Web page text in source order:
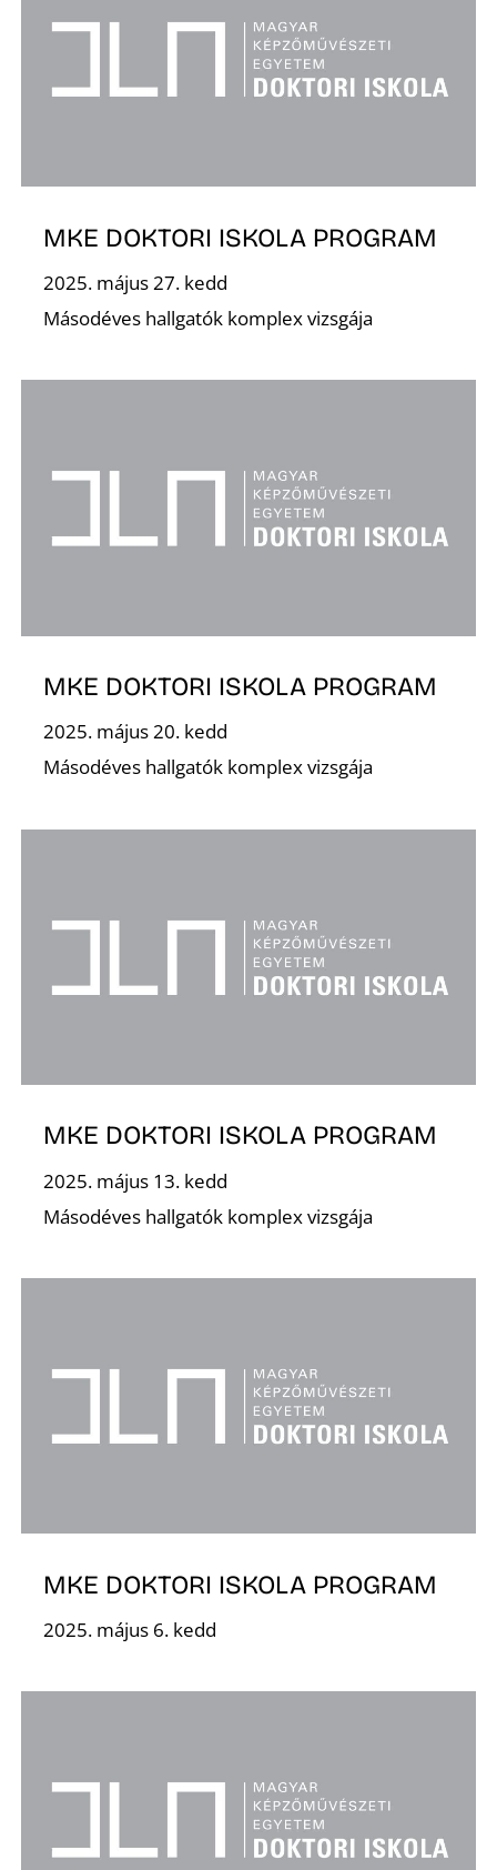
MKE DOKTORI ISKOLA PROGRAM
2025. május 27. kedd
Másodéves hallgatók komplex vizsgája
MKE DOKTORI ISKOLA PROGRAM
2025. május 20. kedd
Másodéves hallgatók komplex vizsgája
MKE DOKTORI ISKOLA PROGRAM
2025. május 13. kedd
Másodéves hallgatók komplex vizsgája
MKE DOKTORI ISKOLA PROGRAM
2025. május 6. kedd